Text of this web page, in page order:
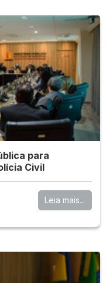
para
Civil
Leia mais...